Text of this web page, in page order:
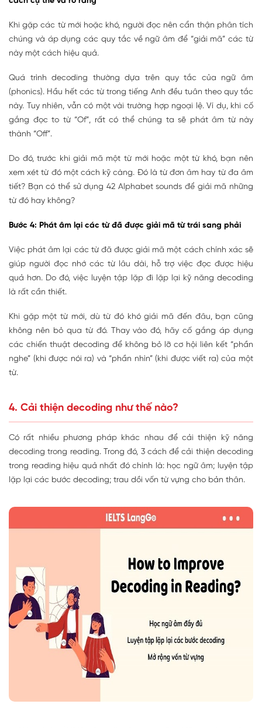
Khi gặp các từ mới hoặc khó, người đọc nên cẩn thận phân tích
chúng và áp dụng các quy tắc về ngữ âm để “giải mã” các từ
này một cách hiệu quả.
Quá trình decoding thường dựa trên quy tắc của ngữ âm
(phonics). Hầu hết các từ trong tiếng Anh đều tuân theo quy tắc
này. Tuy nhiên, vẫn có một vài trường hợp ngoại lệ. Ví dụ, khi cố
gắng đọc to từ “Of”, rất có thể chúng ta sẽ phát âm từ này
thành “Off”.
Do đó, trước khi giải mã một từ mới hoặc một từ khó, bạn nên
xem xét từ đó một cách kỹ càng. Đó là từ đơn âm hay từ đa âm
tiết? Bạn có thể sử dụng 42 Alphabet sounds để giải mã những
từ đó hay không?
Bước 4: Phát âm lại các từ đã được giải mã từ trái sang phải
Việc phát âm lại các từ đã được giải mã một cách chính xác sẽ
giúp người đọc nhớ các từ lâu dài, hỗ trợ việc đọc được hiệu
quả hơn. Do đó, việc luyện tập lặp đi lặp lại kỹ năng decoding
là rất cần thiết.
Khi gặp một từ mới, dù từ đó khó giải mã đến đâu, bạn cũng
không nên bỏ qua từ đó. Thay vào đó, hãy cố gắng áp dụng
các chiến thuật decoding để không bỏ lỡ cơ hội liên kết “phần
nghe” (khi được nói ra) và “phần nhìn” (khi được viết ra) của một
từ.
4. Cải thiện decoding như thế nào?
Có rất nhiều phương pháp khác nhau để cải thiện kỹ năng
decoding trong reading. Trong đó, 3 cách để cải thiện decoding
trong reading hiệu quả nhất đó chính là: học ngữ âm; luyện tập
lặp lại các bước decoding; trau dồi vốn từ vựng cho bản thân.